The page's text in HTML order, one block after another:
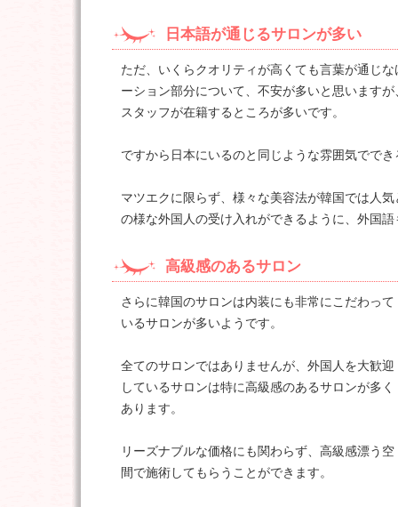
日本語が通じるサロンが多い
ただ、いくらクオリティが高くても言葉が通じ
ーション部分について、不安が多いと思います
スタッフが在籍するところが多いです。
ですから日本にいるのと同じような雰囲気でで
マツエクに限らず、様々な美容法が韓国では人
の様な外国人の受け入れができるように、外国
高級感のあるサロン
さらに韓国のサロンは内装にも非常にこだわって
いるサロンが多いようです。
全てのサロンではありませんが、外国人を大歓迎
しているサロンは特に高級感のあるサロンが多く
あります。
リーズナブルな価格にも関わらず、高級感漂う空
間で施術してもらうことができます。